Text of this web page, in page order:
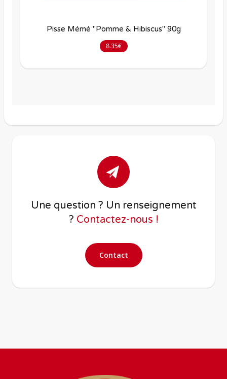
Pisse Mémé "Pomme & Hibiscus" 90g
8.35€
Une question ? Un renseignement
? Contactez-nous !
Contact